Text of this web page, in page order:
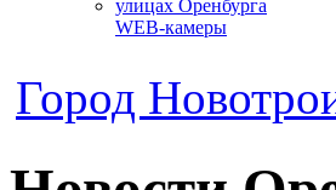
WEB-камеры
Город